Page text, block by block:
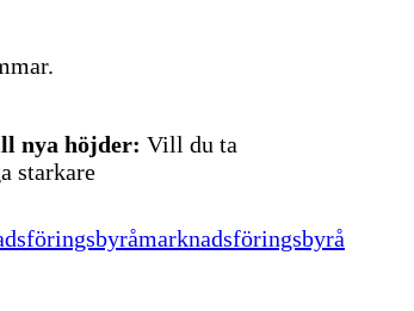
nya höjder: Vill du ta
starkare
marknadsföringsbyrå